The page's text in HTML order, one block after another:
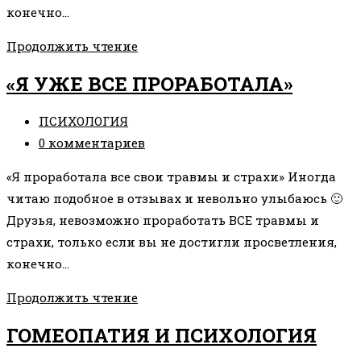
конечно…
Продолжить чтениеЧТО
БИОДИНАМИКА
«Я УЖЕ ВСЕ ПРОРАБОТАЛА»
Рубрика
записи:
ПСИХОЛОГИЯ
Комментарии
записи:
0 комментариев
«Я проработала все свои травмы и страхи» Иногда
читаю подобное в отзывах и невольно улыбаюсь 🙂
Друзья, невозможно проработать ВСЕ травмы и
страхи, только если вы не достигли просветления,
конечно…
Продолжить чтение«Я
ВСЕ
ГОМЕОПАТИЯ И ПСИХОЛОГИЯ